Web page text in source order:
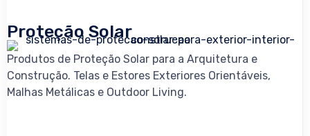
Proteção Solar
Produtos de Proteção Solar para a Arquitetura e
Construção. Telas e Estores Exteriores Orientáveis,
Malhas Metálicas e Outdoor Living.